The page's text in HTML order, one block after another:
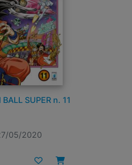
BALL SUPER n. 11
05/2020